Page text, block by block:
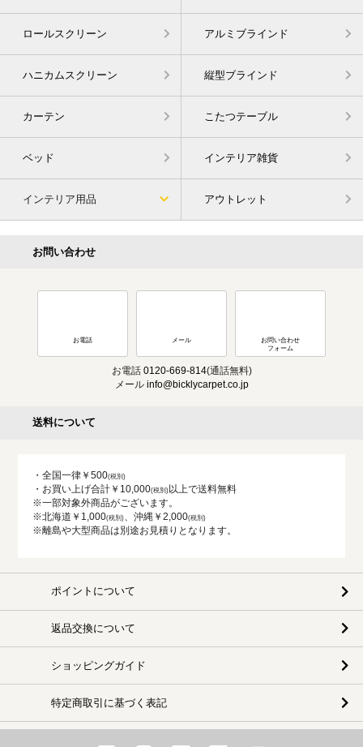
ロールスクリーン アルミブラインド
ハニカムスクリーン 縦型ブラインド
カーテン こたつテーブル
ベッド インテリア雑貨
インテリア用品 アウトレット
お問い合わせ
お電話 メール
お問い合わせ
フォーム
お電話 0120-669-814(通話無料)
メール info@bicklycarpet.co.jp
送料について
・全国一律￥500
・お買い上げ合計￥10,000
以上で送料無料
※一部対象外商品がございます。
※北海道￥1,000
、沖縄￥2,000
※離島や大型商品は別途お見積りとなります。
ポイントについて
返品交換について
ショッピングガイド
特定商取引に基づく表記